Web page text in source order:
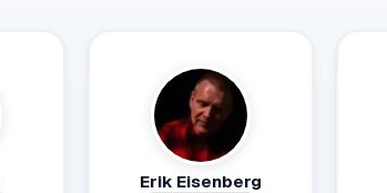
Erik Eisenberg